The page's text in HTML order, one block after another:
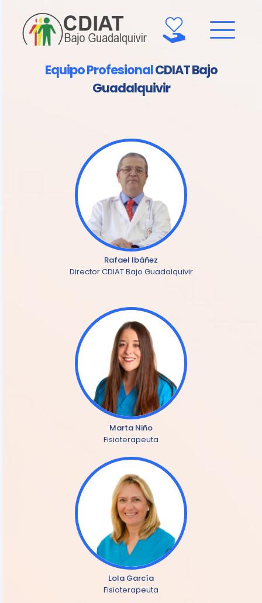
Equipo ProfesionalCDIAT Bajo
Guadalquivir
Rafael Ibáñez
Director CDIAT Bajo Guadalquivir
Marta Niño
Fisioterapeuta
Lola García
Fisioterapeuta